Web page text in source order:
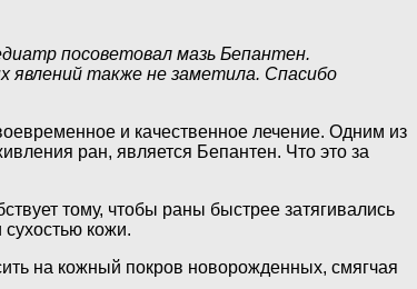
посоветовал мазь Бепантен.
явлений также не заметила. Спасибо
и качественное лечение. Одним из
ран, является Бепантен. Что это за
тому, чтобы раны быстрее затягивались
кожи.
на кожный покров новорожденных, смягчая